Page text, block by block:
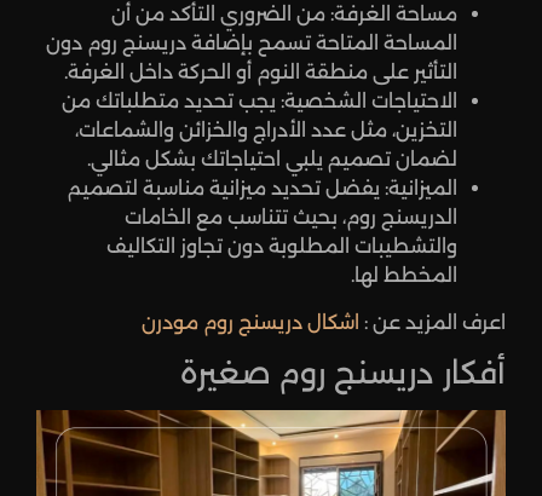
مساحة الغرفة: من الضروري التأكد من أن
المساحة المتاحة تسمح بإضافة دريسنج روم دون
التأثير على منطقة النوم أو الحركة داخل الغرفة.
الاحتياجات الشخصية: يجب تحديد متطلباتك من
التخزين، مثل عدد الأدراج والخزائن والشماعات،
لضمان تصميم يلبي احتياجاتك بشكل مثالي.
الميزانية: يفضل تحديد ميزانية مناسبة لتصميم
الدريسنج روم، بحيث تتناسب مع الخامات
والتشطيبات المطلوبة دون تجاوز التكاليف
المخطط لها.
اعرف المزيد عن : اشكال دريسنج روم مودرن
أفكار دريسنج روم صغيرة